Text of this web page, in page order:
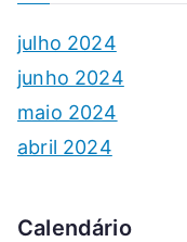
julho 2024
junho 2024
maio 2024
abril 2024
Calendário